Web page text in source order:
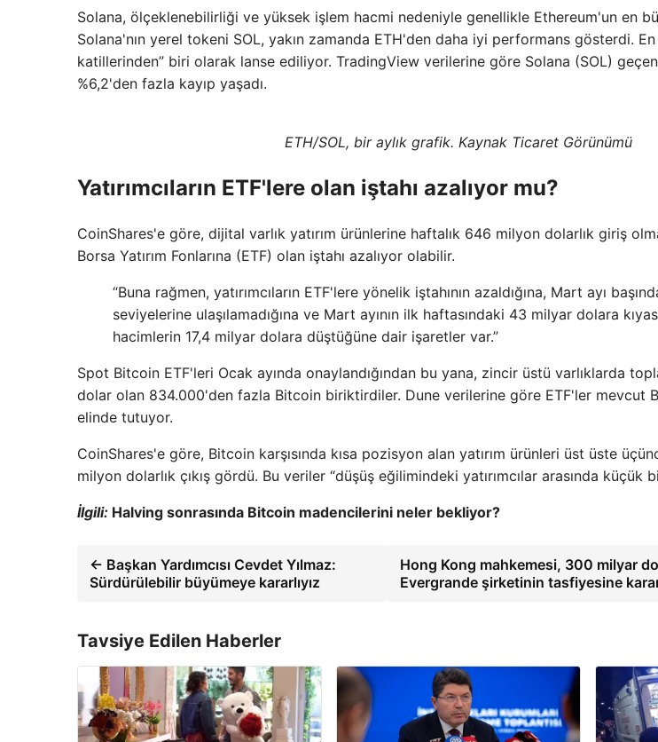
Solana, ölçeklenebilirliği ve yüksek işlem hacmi nedeniyle genellikle Ethereum'un en
Solana'nın yerel tokeni SOL, yakın zamanda ETH'den daha iyi performans gösterdi.
katillerinden” biri olarak lanse ediliyor. TradingView verilerine göre Solana (SOL)
%6,2'den fazla kayıp yaşadı.
ETH/SOL, bir aylık grafik. Kaynak Ticaret Görünümü
Yatırımcıların ETF'lere olan iştahı azalıyor mu?
CoinShares'e göre, dijital varlık yatırım ürünlerine haftalık 646 milyon dolarlık giriş
Borsa Yatırım Fonlarına (ETF) olan iştahı azalıyor olabilir.
“Buna rağmen, yatırımcıların ETF'lere yönelik iştahının azaldığına, Mart ayı
seviyelerine ulaşılamadığına ve Mart ayının ilk haftasındaki 43 milyar dolara
hacimlerin 17,4 milyar dolara düştüğüne dair işaretler var.”
Spot Bitcoin ETF'leri Ocak ayında onaylandığından bu yana, zincir üstü varlıklarda
dolar olan 834.000'den fazla Bitcoin biriktirdiler. Dune verilerine göre ETF'ler mevcut
elinde tutuyor.
CoinShares'e göre, Bitcoin karşısında kısa pozisyon alan yatırım ürünleri üst üste
milyon dolarlık çıkış gördü. Bu veriler “düşüş eğilimindeki yatırımcılar arasında küçük
İlgili: Halving sonrasında Bitcoin madencilerini neler bekliyor?
← Başkan Yardımcısı Cevdet Yılmaz:
Sürdürülebilir büyümeye kararlıyız
Hong Kong mahkemesi, 300 milyar
Evergrande şirketinin tasfiyesine
Tavsiye Edilen Haberler